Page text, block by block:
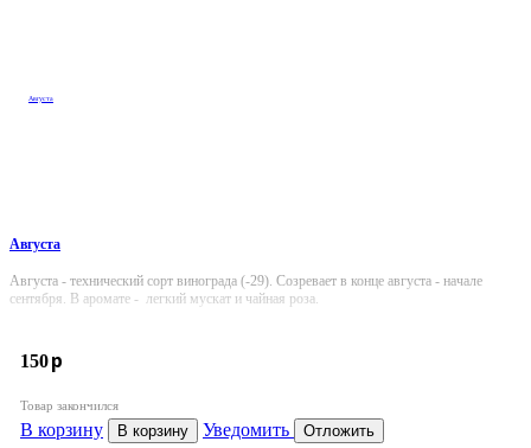
Августа
Августа - технический сорт винограда (-29). Созревает в конце августа - начале
сентября. В аромате - легкий мускат и чайная роза.
150p
Товар закончился
В корзину В корзину Уведомить Отложить